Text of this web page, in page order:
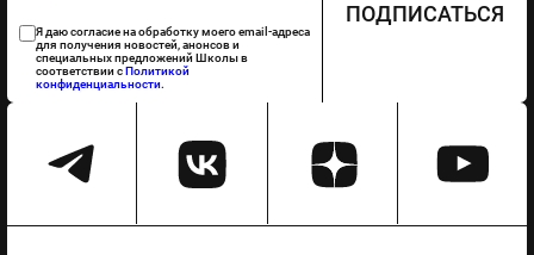
Я даю согласие на обработку моего email-адреса
для получения новостей, анонсов и
специальных предложений Школы в
соответствии сПолитикой
конфиденциальности.
ПОДПИСАТЬСЯ